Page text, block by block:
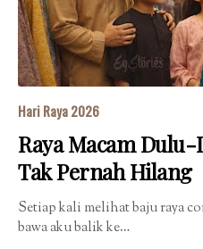
Hari Raya 2026
Raya Macam
Tak Pernah Hilang
Setiap kali melihat baju raya
bawa aku balik ke…